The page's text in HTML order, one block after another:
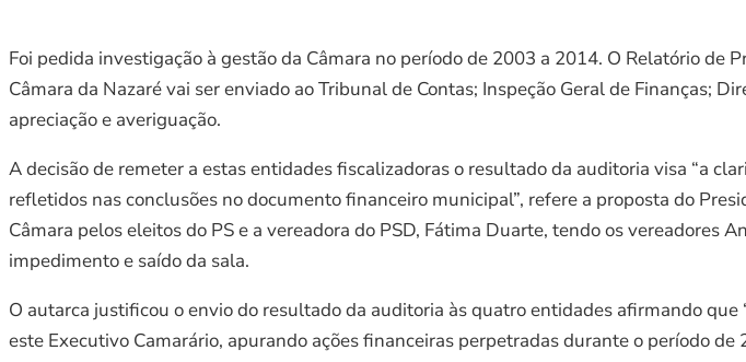
Foi pedida investigação à gestão da Câmara no período de 2003 a 2014. O Relatório de
Câmara da Nazaré vai ser enviado ao Tribunal de Contas; Inspeção Geral de Finanças;
apreciação e averiguação.
A decisão de remeter a estas entidades fiscalizadoras o resultado da auditoria visa “a
refletidos nas conclusões no documento financeiro municipal”, refere a proposta do
Câmara pelos eleitos do PS e a vereadora do PSD, Fátima Duarte, tendo os vereadores
impedimento e saído da sala.
O autarca justificou o envio do resultado da auditoria às quatro entidades afirmando
este Executivo Camarário, apurando ações financeiras perpetradas durante o período